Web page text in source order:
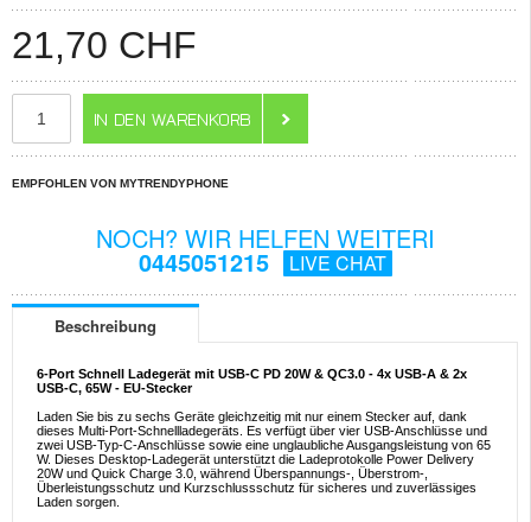
21,70 CHF
EMPFOHLEN VON MYTRENDYPHONE
NOCH? WIR HELFEN WEITERI
0445051215 LIVE CHAT
Beschreibung
6-Port Schnell Ladegerät mit USB-C PD 20W & QC3.0 - 4x USB-A & 2x
USB-C, 65W - EU-Stecker
Laden Sie bis zu sechs Geräte gleichzeitig mit nur einem Stecker auf, dank
dieses Multi-Port-Schnellladegeräts. Es verfügt über vier USB-Anschlüsse und
zwei USB-Typ-C-Anschlüsse sowie eine unglaubliche Ausgangsleistung von 65
W. Dieses Desktop-Ladegerät unterstützt die Ladeprotokolle Power Delivery
20W und Quick Charge 3.0, während Überspannungs-, Überstrom-,
Überleistungsschutz und Kurzschlussschutz für sicheres und zuverlässiges
Laden sorgen.